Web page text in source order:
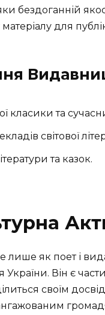
бездоганній
для
класики та
світової
та казок.
як поет і
України. Він є
своїм